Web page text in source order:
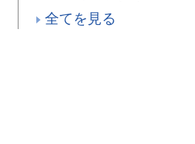
全てを見る